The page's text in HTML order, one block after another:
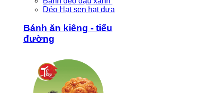
Dẻo Hạt sen hạt dưa
Bánh ăn kiêng - tiểu
đường